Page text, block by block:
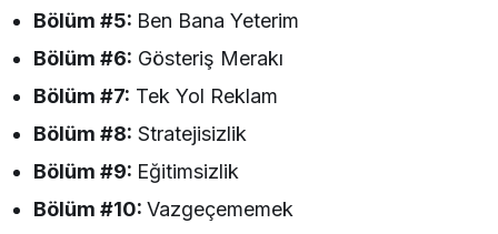
Bölüm #5: Ben Bana Yeterim
Bölüm #6: Gösteriş Merakı
Bölüm #7: Tek Yol Reklam
Bölüm #8: Stratejisizlik
Bölüm #9: Eğitimsizlik
Bölüm #10:Vazgeçememek